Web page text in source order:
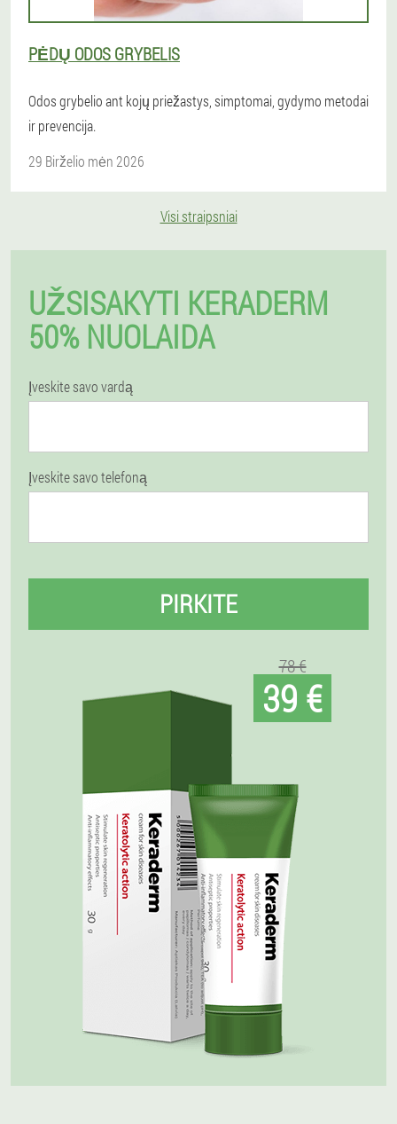
PĖDŲ ODOS GRYBELIS
Odos grybelio ant kojų priežastys, simptomai, gydymo metodai
ir prevencija.
29 Birželio mėn 2026
Visi straipsniai
UŽSISAKYTI KERADERM
50% NUOLAIDA
Įveskite savo vardą
Įveskite savo telefoną
PIRKITE
78 €
39 €